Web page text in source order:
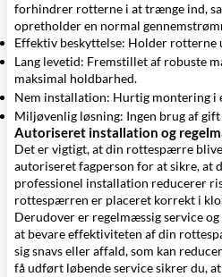
forhindrer rotterne i at trænge ind,
opretholder en normal
Effektiv beskyttelse: Holder rotterne
Lang levetid: Fremstillet af robuste
maksimal holdbarhed.
Nem installation: Hurtig montering i
Miljøvenlig løsning: Ingen brug af
Autoriseret installation og
Det er vigtigt, at din rottespærre
autoriseret fagperson for at sikre, at
professionel installation reducerer
rottespærren er placeret korrekt i
Derudover er regelmæssig service
at bevare effektiviteten af din
sig snavs eller affald, som kan
få udført løbende service sikrer du,